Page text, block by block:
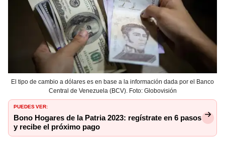
El tipo de cambio a dólares es en base a la información dada por el Banco
Central de Venezuela (BCV). Foto: Globovisión
PUEDES VER:
Bono Hogares de la Patria 2023: regístrate en 6 pasos
y recibe el próximo pago